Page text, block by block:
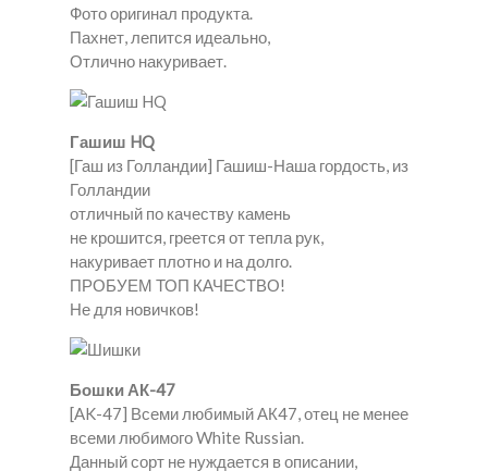
Фото оригинал продукта.
Пахнет, лепится идеально,
Отлично накуривает.
Гашиш HQ
[Гаш из Голландии] Гашиш-Наша гордость, из
Голландии
отличный по качеству камень
не крошится, греется от тепла рук,
накуривает плотно и на долго.
ПРОБУЕМ ТОП КАЧЕСТВО!
Не для новичков!
Бошки АК-47
[AK-47] Всеми любимый АК47, отец не менее
всеми любимого White Russian.
Данный сорт не нуждается в описании,